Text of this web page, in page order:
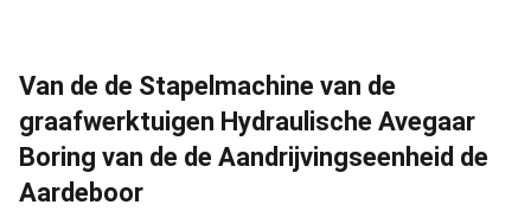
Van de de Stapelmachine van de
graafwerktuigen Hydraulische Avegaar
Boring van de de Aandrijvingseenheid de
Aardeboor